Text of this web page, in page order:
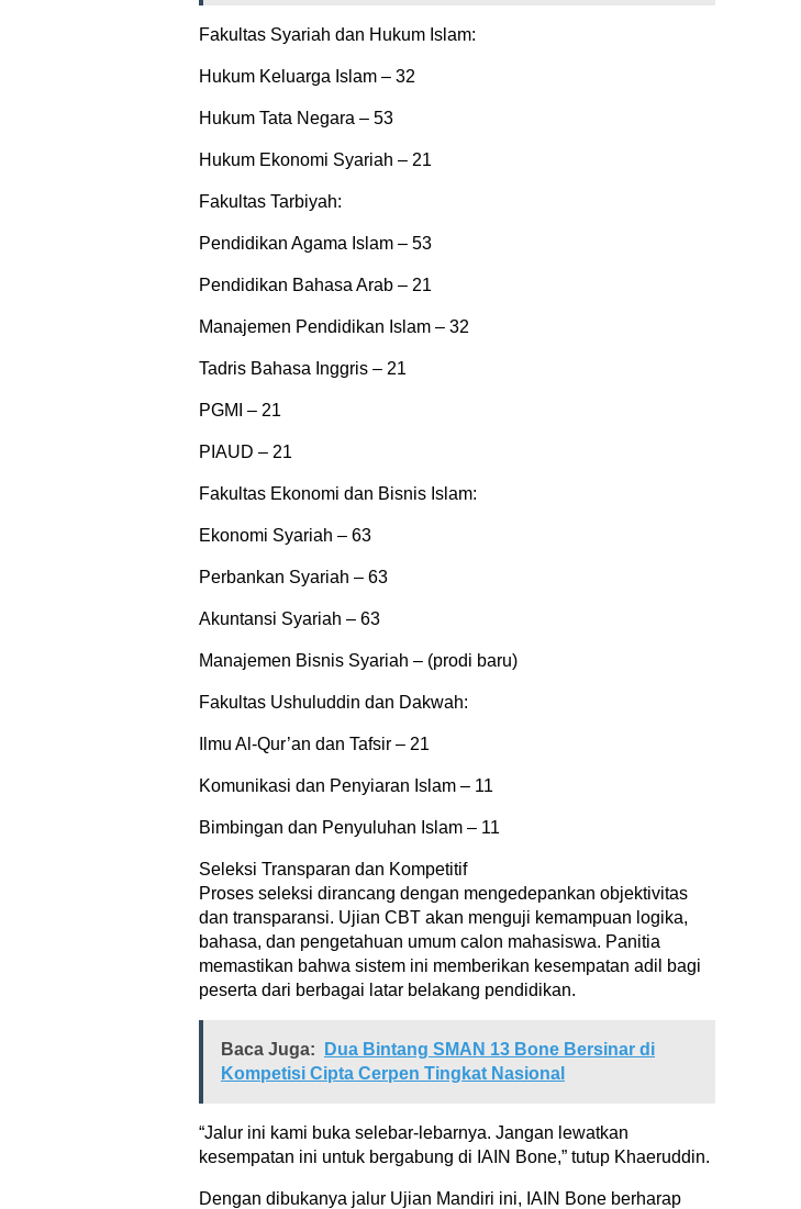
Fakultas Syariah dan Hukum Islam:
Hukum Keluarga Islam – 32
Hukum Tata Negara – 53
Hukum Ekonomi Syariah – 21
Fakultas Tarbiyah:
Pendidikan Agama Islam – 53
Pendidikan Bahasa Arab – 21
Manajemen Pendidikan Islam – 32
Tadris Bahasa Inggris – 21
PGMI – 21
PIAUD – 21
Fakultas Ekonomi dan Bisnis Islam:
Ekonomi Syariah – 63
Perbankan Syariah – 63
Akuntansi Syariah – 63
Manajemen Bisnis Syariah – (prodi baru)
Fakultas Ushuluddin dan Dakwah:
Ilmu Al-Qur’an dan Tafsir – 21
Komunikasi dan Penyiaran Islam – 11
Bimbingan dan Penyuluhan Islam – 11
Seleksi Transparan dan Kompetitif
Proses seleksi dirancang dengan mengedepankan objektivitas
dan transparansi. Ujian CBT akan menguji kemampuan logika,
bahasa, dan pengetahuan umum calon mahasiswa. Panitia
memastikan bahwa sistem ini memberikan kesempatan adil bagi
peserta dari berbagai latar belakang pendidikan.
Baca Juga:
Dua Bintang SMAN 13 Bone Bersinar di
Kompetisi Cipta Cerpen Tingkat Nasional
“Jalur ini kami buka selebar-lebarnya. Jangan lewatkan
kesempatan ini untuk bergabung di IAIN Bone,” tutup Khaeruddin.
Dengan dibukanya jalur Ujian Mandiri ini, IAIN Bone berharap